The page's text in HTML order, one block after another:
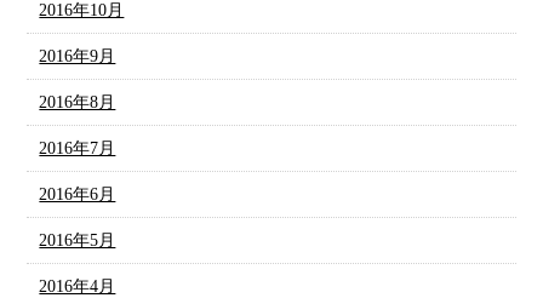
2016年10月
2016年9月
2016年8月
2016年7月
2016年6月
2016年5月
2016年4月